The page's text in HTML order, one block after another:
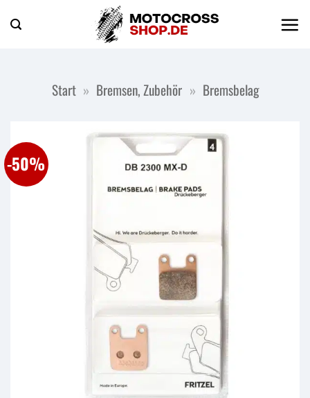
Inhalt
Start » Bremsen, Zubehör » Bremsbelag
-50%